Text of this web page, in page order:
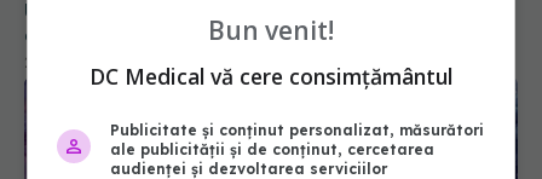
29 mai 2025, 19:09
Bun venit!
DC Medical vă cere consimțământul
Publicitate și conținut personalizat, măsurători
ale publicității și de conținut, cercetarea
audienței și dezvoltarea serviciilor